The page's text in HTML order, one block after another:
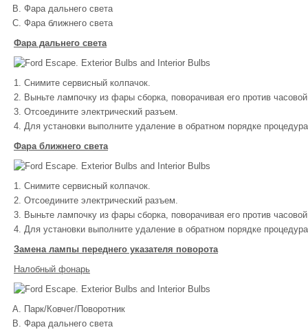
Фара дальнего света
Фара ближнего света
Фара дальнего света
Снимите сервисный колпачок.
Выньте лампочку из фары сборка, поворачивая его против
Отсоедините электрический разъем.
Для установки выполните удаление в обратном порядке
Фара ближнего света
Снимите сервисный колпачок.
Отсоедините электрический разъем.
Выньте лампочку из фары сборка, поворачивая его против
Для установки выполните удаление в обратном порядке
Замена лампы переднего указателя поворота
Налобный фонарь
Парк/Ковчег/Поворотник
Фара дальнего света